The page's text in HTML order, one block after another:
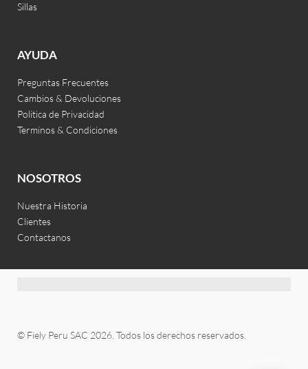
Sillas
AYUDA
Preguntas Frecuentes
Cambios & Devoluciones
Politica de Privacidad
Terminos & Condiciones
NOSOTROS
Nuestra Historia
Clientes
Contactanos
© Fiely Peru SAC 2026. Todos los derechos reservados.